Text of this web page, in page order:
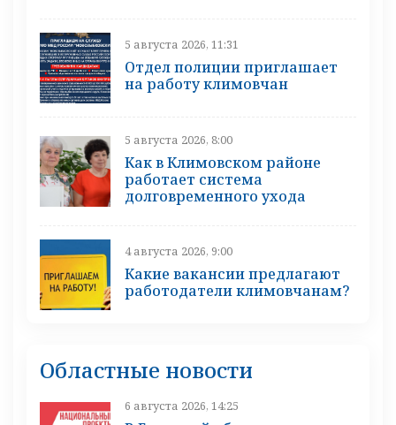
5 августа 2026, 11:31
Отдел полиции приглашает
на работу климовчан
5 августа 2026, 8:00
Как в Климовском районе
работает система
долговременного ухода
4 августа 2026, 9:00
Какие вакансии предлагают
работодатели климовчанам?
Областные новости
6 августа 2026, 14:25